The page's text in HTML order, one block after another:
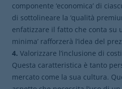
componente ‘economica’ di
di sottolineare la ‘qualità
enfatizzare il fatto che conta su
minima’ rafforzerà l’idea del
4. Valorizzare l’inclusione di
Questa caratteristica è tanto
mercato come la sua cultura.